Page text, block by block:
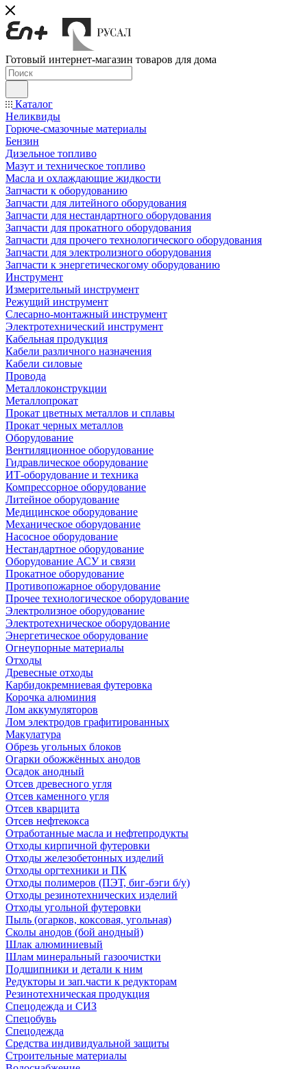
Готовый интернет-магазин товаров для дома
Каталог
Неликвиды
Горюче-смазочные материалы
Бензин
Дизельное топливо
Мазут и техническое топливо
Масла и охлаждающие жидкости
Запчасти к оборудованию
Запчасти для литейного оборудования
Запчасти для нестандартного оборудования
Запчасти для прокатного оборудования
Запчасти для прочего технологического оборудования
Запчасти для электролизного оборудования
Запчасти к энергетическогому оборудованию
Инструмент
Измерительный инструмент
Режущий инструмент
Слесарно-монтажный инструмент
Электротехнический инструмент
Кабельная продукция
Кабели различного назначения
Кабели силовые
Провода
Металлоконструкции
Металлопрокат
Прокат цветных металлов и сплавы
Прокат черных металлов
Оборудование
Вентиляционное оборудование
Гидравлическое оборудование
ИТ-оборудование и техника
Компрессорное оборудование
Литейное оборудование
Медицинское оборудование
Механическое оборудование
Насосное оборудование
Нестандартное оборудование
Оборудование АСУ и связи
Прокатное оборудование
Противопожарное оборудование
Прочее технологическое оборудование
Электролизное оборудование
Электротехническое оборудование
Энергетическое оборудование
Огнеупорные материалы
Отходы
Древесные отходы
Карбидокремниевая футеровка
Корочка алюминия
Лом аккумуляторов
Лом электродов графитированных
Макулатура
Обрезь угольных блоков
Огарки обожжённых анодов
Осадок анодный
Отсев древесного угля
Отсев каменного угля
Отсев кварцита
Отсев нефтекокса
Отработанные масла и нефтепродукты
Отходы кирпичной футеровки
Отходы железобетонных изделий
Отходы оргтехники и ПК
Отходы полимеров (ПЭТ, биг-бэги б/у)
Отходы резинотехнических изделий
Отходы угольной футеровки
Пыль (огарков, коксовая, угольная)
Сколы анодов (бой анодный)
Шлак алюминиевый
Шлам минеральный газоочистки
Подшипники и детали к ним
Редукторы и зап.части к редукторам
Резинотехническая продукция
Спецодежда и СИЗ
Спецобувь
Спецодежда
Средства индивидуальной защиты
Строительные материалы